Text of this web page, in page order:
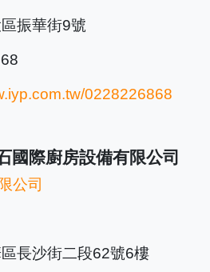
振華街9號
0228226868
國際廚房設備有限公司
公司
長沙街二段62號6樓